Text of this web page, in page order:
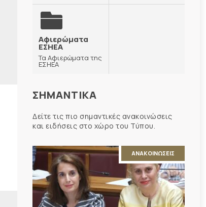
Αφιερώματα
ΕΣΗΕΑ
Τα Αφιερώματα της
ΕΣΗΕΑ
ΣΗΜΑΝΤΙΚΑ
Δείτε τις πιο σημαντικές ανακοινώσεις
και ειδήσεις στο χώρο του Τύπου.
ΑΝΑΚΟΙΝΩΣΕΙΣ